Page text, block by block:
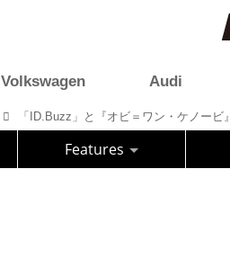
Volkswagen Audi
Features